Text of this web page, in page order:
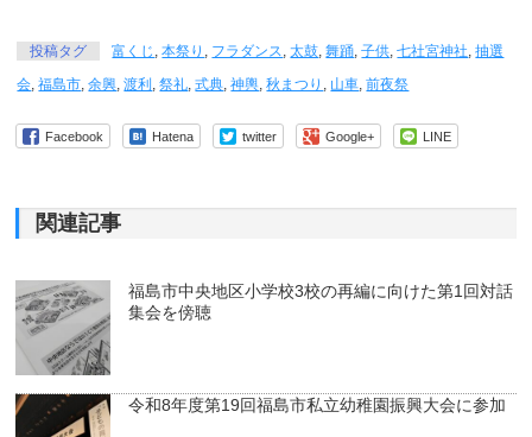
投稿タグ 富くじ ,本祭り , フラダンス,太鼓,舞踊,子供,七社宮神社,抽選
会,福島市,余興,渡利 ,祭礼,式典,神輿,秋まつり , 山車,前夜祭
Facebook Hatena twitter Google+ LINE
関連記事
福島市中央地区小学校3校の再編に向けた第1回対話
集会を傍聴
令和8年度第19回福島市私立幼稚園振興大会に参加